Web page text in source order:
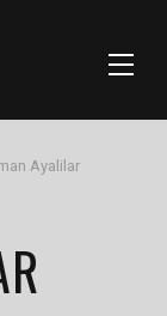
Ayalilar